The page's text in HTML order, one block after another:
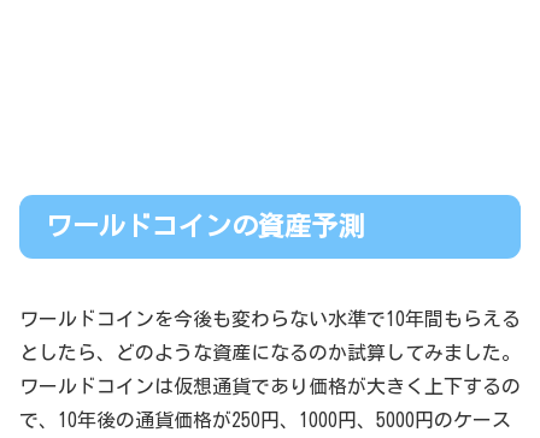
ワールドコインの資産予測
ワールドコインを今後も変わらない水準で10年間もらえる
としたら、どのような資産になるのか試算してみました。
ワールドコインは仮想通貨であり価格が大きく上下するの
で、10年後の通貨価格が250円、1000円、5000円のケース